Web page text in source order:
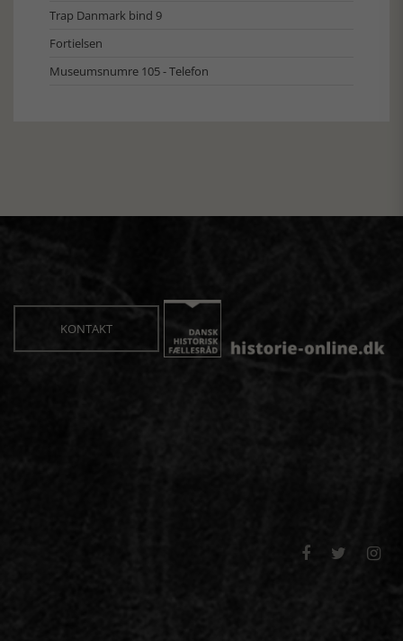
Trap Danmark bind 9
Fortielsen
Museumsnumre 105 - Telefon
KONTAKT
  